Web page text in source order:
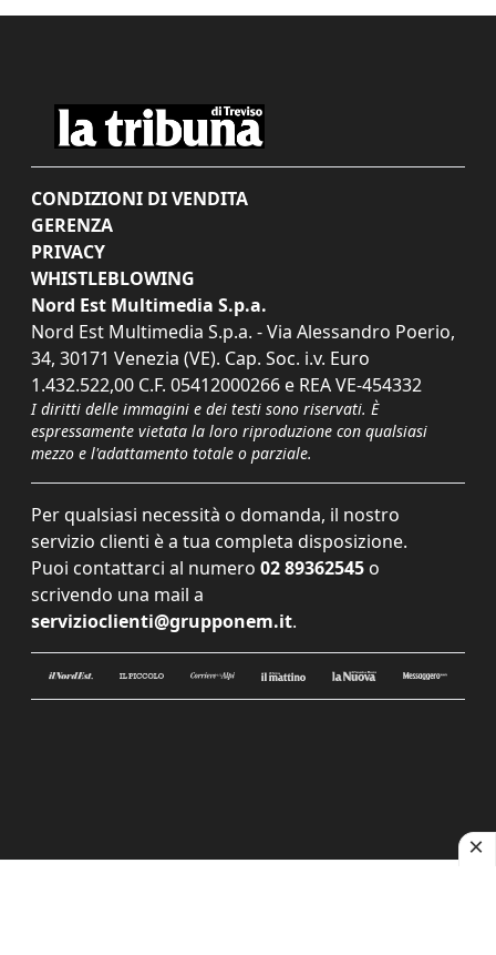
CONDIZIONI DI VENDITA
GERENZA
PRIVACY
WHISTLEBLOWING
Nord Est Multimedia S.p.a.
Nord Est Multimedia S.p.a. - Via Alessandro Poerio,
34, 30171 Venezia (VE). Cap. Soc. i.v. Euro
1.432.522,00 C.F. 05412000266 e REA VE-454332
I diritti delle immagini e dei testi sono riservati. È
espressamente vietata la loro riproduzione con qualsiasi
mezzo e l'adattamento totale o parziale.
Per qualsiasi necessità o domanda, il nostro
servizio clienti è a tua completa disposizione.
Puoi contattarci al numero 02 89362545 o
scrivendo una mail a
servizioclienti@grupponem.it.